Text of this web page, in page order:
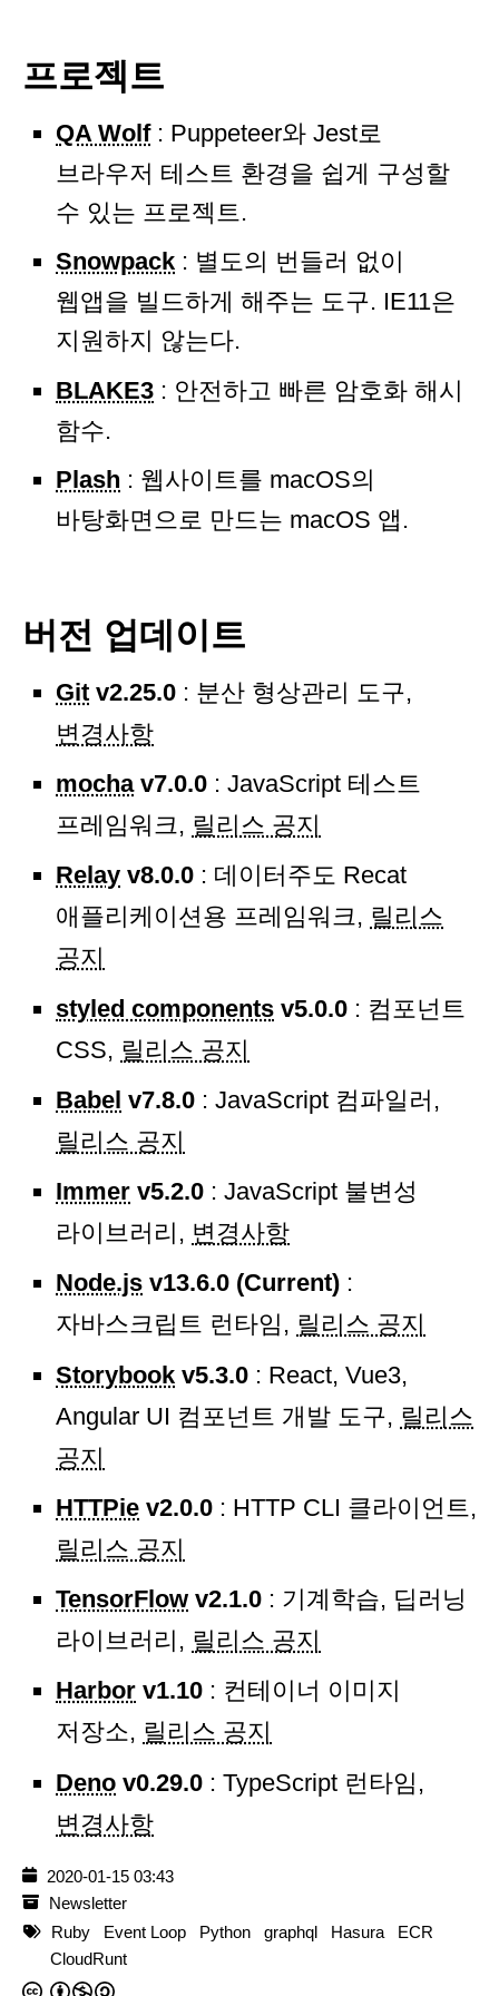
프로젝트
QA Wolf: Puppeteer와 Jest로
브라우저 테스트 환경을 쉽게 구성할
수 있는 프로젝트.
Snowpack : 별도의 번들러 없이
웹앱을 빌드하게 해주는 도구. IE11은
지원하지 않는다.
BLAKE3 : 안전하고 빠른 암호화 해시
함수.
Plash : 웹사이트를 macOS의
바탕화면으로 만드는 macOS 앱.
버전 업데이트
Git v2.25.0 : 분산 형상관리 도구,
변경사항
mochav7.0.0 : JavaScript 테스트
프레임워크, 릴리스 공지
Relay v8.0.0 : 데이터주도 Recat
애플리케이션용 프레임워크, 릴리스
공지
styled components v5.0.0 : 컴포넌트
CSS, 릴리스 공지
Babel v7.8.0 : JavaScript 컴파일러,
릴리스 공지
Immer v5.2.0 : JavaScript 불변성
라이브러리, 변경사항
Node.js v13.6.0 (Current) :
자바스크립트 런타임, 릴리스 공지
Storybook v5.3.0 : React, Vue3,
Angular UI 컴포넌트 개발 도구, 릴리스
공지
HTTPie v2.0.0 : HTTP CLI 클라이언트,
릴리스 공지
TensorFlow v2.1.0 : 기계학습, 딥러닝
라이브러리, 릴리스 공지
Harbor v1.10 : 컨테이너 이미지
저장소, 릴리스 공지
Deno v0.29.0 : TypeScript 런타임,
변경사항
2020-01-15 03:43
Newsletter
Ruby
Event Loop Python graphql Hasura
ECR
CloudRunt